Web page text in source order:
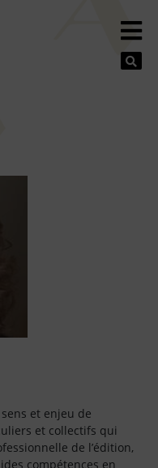
et enjeu de
et collectifs qui
de l’édition,
compétences en